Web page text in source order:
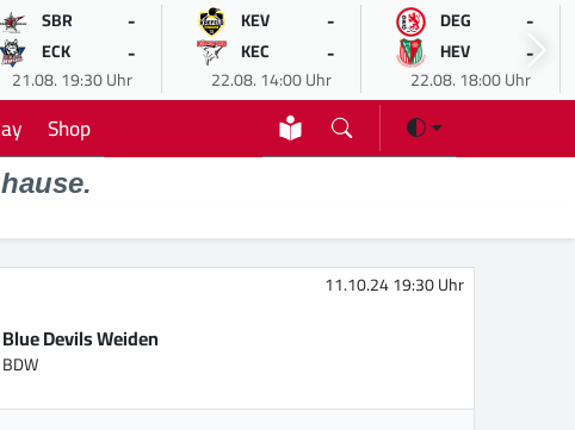
SBR -
ECK -
21.08. 19:30 Uhr
KEV -
KEC -
22.08. 14:00 Uhr
DEG -
HEV -
22.08. 18:00 Uhr
Shop
11.10.24 19:30 Uhr
Blue Devils Weiden
BDW